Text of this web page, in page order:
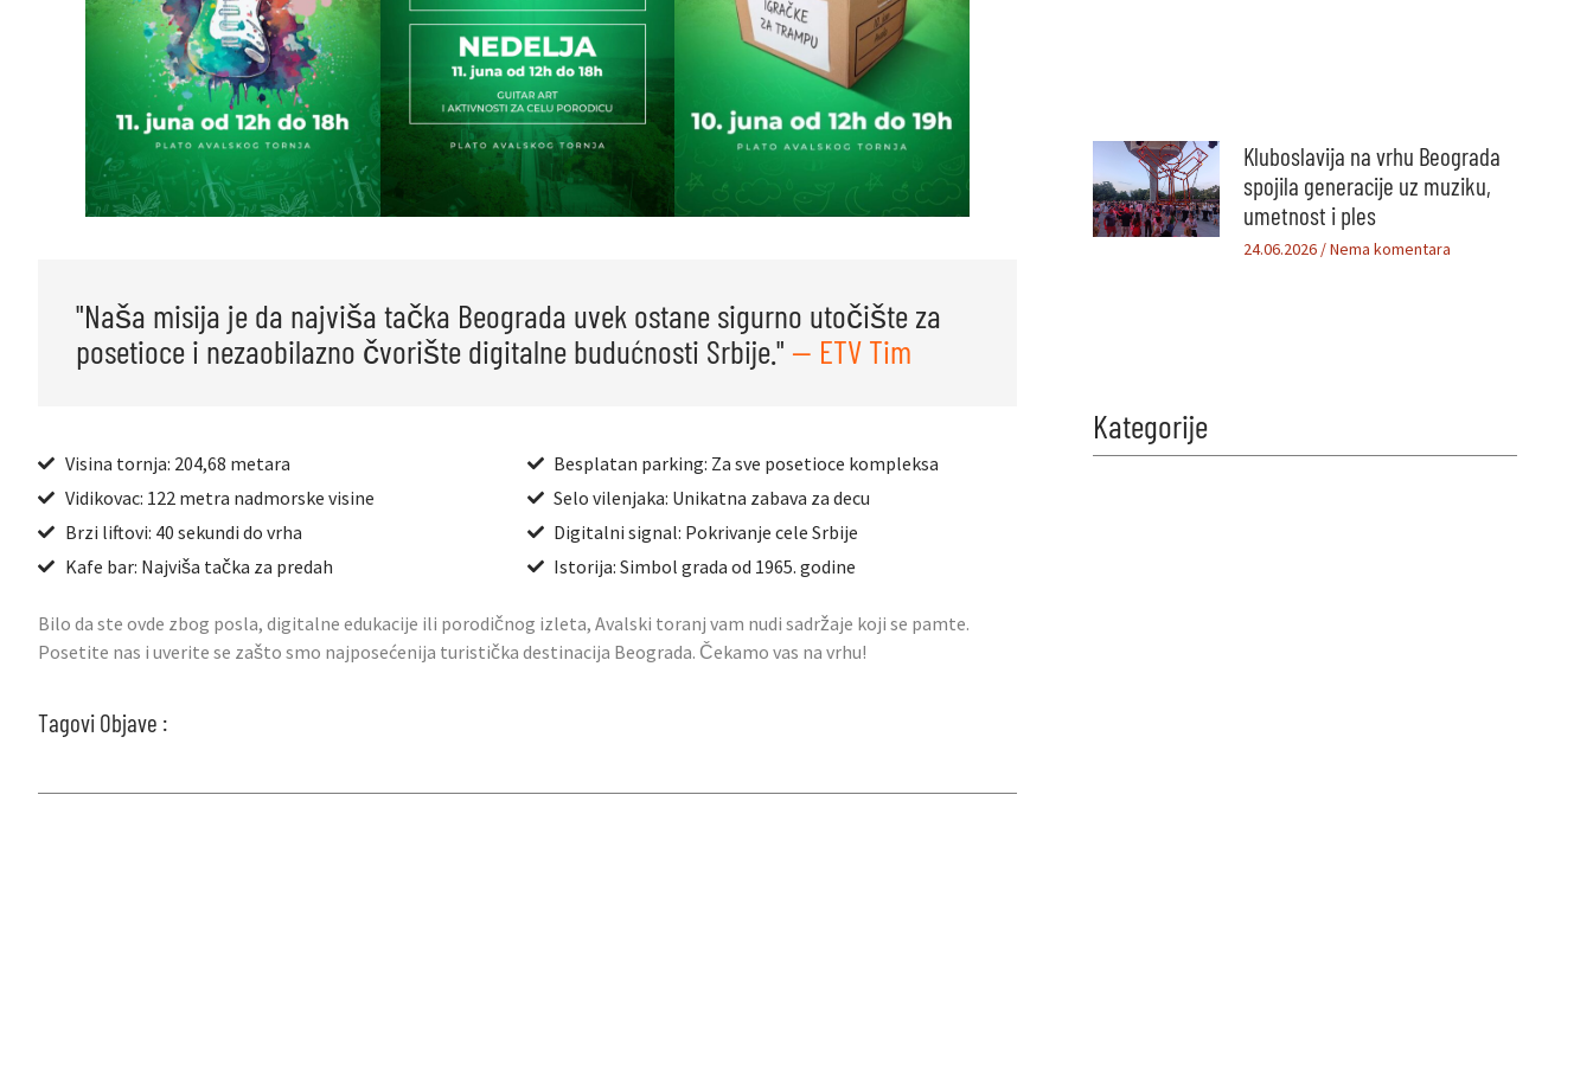
"Naša misija je da najviša tačka Beograda uvek ostane sigurno utočište za
posetioce i nezaobilazno čvorište digitalne budućnosti Srbije." — ETV Tim
Visina tornja: 204,68 metara
Vidikovac: 122 metra nadmorske visine
Brzi liftovi: 40 sekundi do vrha
Kafe bar: Najviša tačka za predah
Besplatan parking: Za sve posetioce kompleksa
Selo vilenjaka: Unikatna zabava za decu
Digitalni signal: Pokrivanje cele Srbije
Istorija: Simbol grada od 1965. godine
Bilo da ste ovde zbog posla, digitalne edukacije ili porodičnog izleta, Avalski toranj vam nudi sadržaje koji se pamte.
Posetite nas i uverite se zašto smo najposećenija turistička destinacija Beograda. Čekamo vas na vrhu!
Tagovi Objave :
Kluboslavija na vrhu Beograda
spojila generacije uz muziku,
umetnost i ples
24.06.2026 Nema komentara
Kategorije